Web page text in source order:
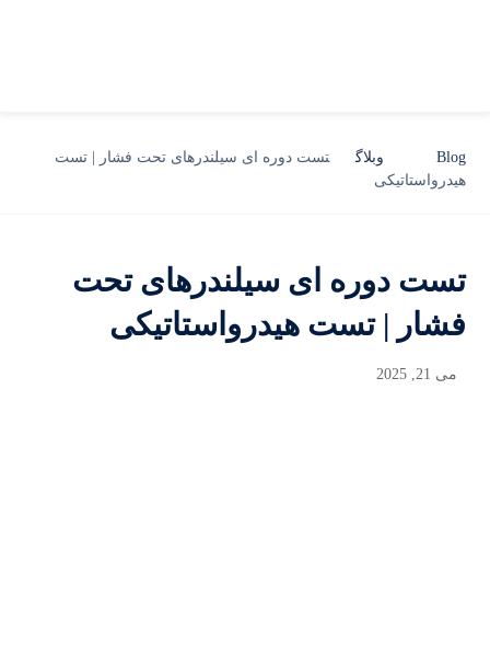
Blog وبلاگ
تست دوره ای سیلندرهای تحت فشار | تست
هیدرواستاتیکی
تست دوره ای سیلندرهای تحت
فشار | تست هیدرواستاتیکی
می 21, 2025